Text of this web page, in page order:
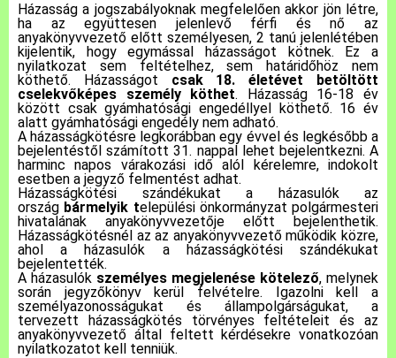
Művelődési ház
Elérhetőség
MAGYAR FALU PROGRAM
Versenyképes Járások
Program
Pályázatok
Közérdekű információk
Letölthető nyomtatványok
Házasság a jogszabályoknak megfelelően akkor jön létre,
ha az együttesen jelenlevő férfi és nő az
anyakönyvvezető előtt személyesen, 2 tanú jelenlétében
kijelentik, hogy egymással házasságot kötnek. Ez a
nyilatkozat sem feltételhez, sem határidőhöz nem
köthető. Házasságot csak 18. életévet betöltött
cselekvőképes személy köthet. Házasság 16-18 év
között csak gyámhatósági engedéllyel köthető. 16 év
alatt gyámhatósági engedély nem adható.
A házasságkötésre legkorábban egy évvel és legkésőbb a
bejelentéstől számított 31. nappal lehet bejelentkezni. A
harminc napos várakozási idő alól kérelemre, indokolt
esetben a jegyző felmentést adhat.
Házasságkötési szándékukat a házasulók az
ország bármelyik települési önkormányzat polgármesteri
hivatalának anyakönyvvezetője előtt bejelenthetik.
Házasságkötésnél az az anyakönyvvezető működik közre,
ahol a házasulók a házasságkötési szándékukat
bejelentették.
A házasulók személyes megjelenése kötelező, melynek
során jegyzőkönyv kerül felvételre. Igazolni kell a
személyazonosságukat és állampolgárságukat, a
tervezett házasságkötés törvényes feltételeit és az
anyakönyvvezető által feltett kérdésekre vonatkozóan
nyilatkozatot kell tenniük.